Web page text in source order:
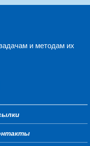
и методам их
menu